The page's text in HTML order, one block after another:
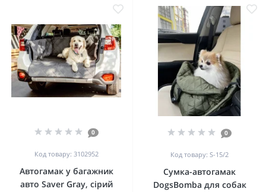
0
Код товару: 3102952
Автогамак у багажник
авто Saver Gray, сірий
0
Код товару: S-15/2
Сумка-автогамак
DogsBomba для собак